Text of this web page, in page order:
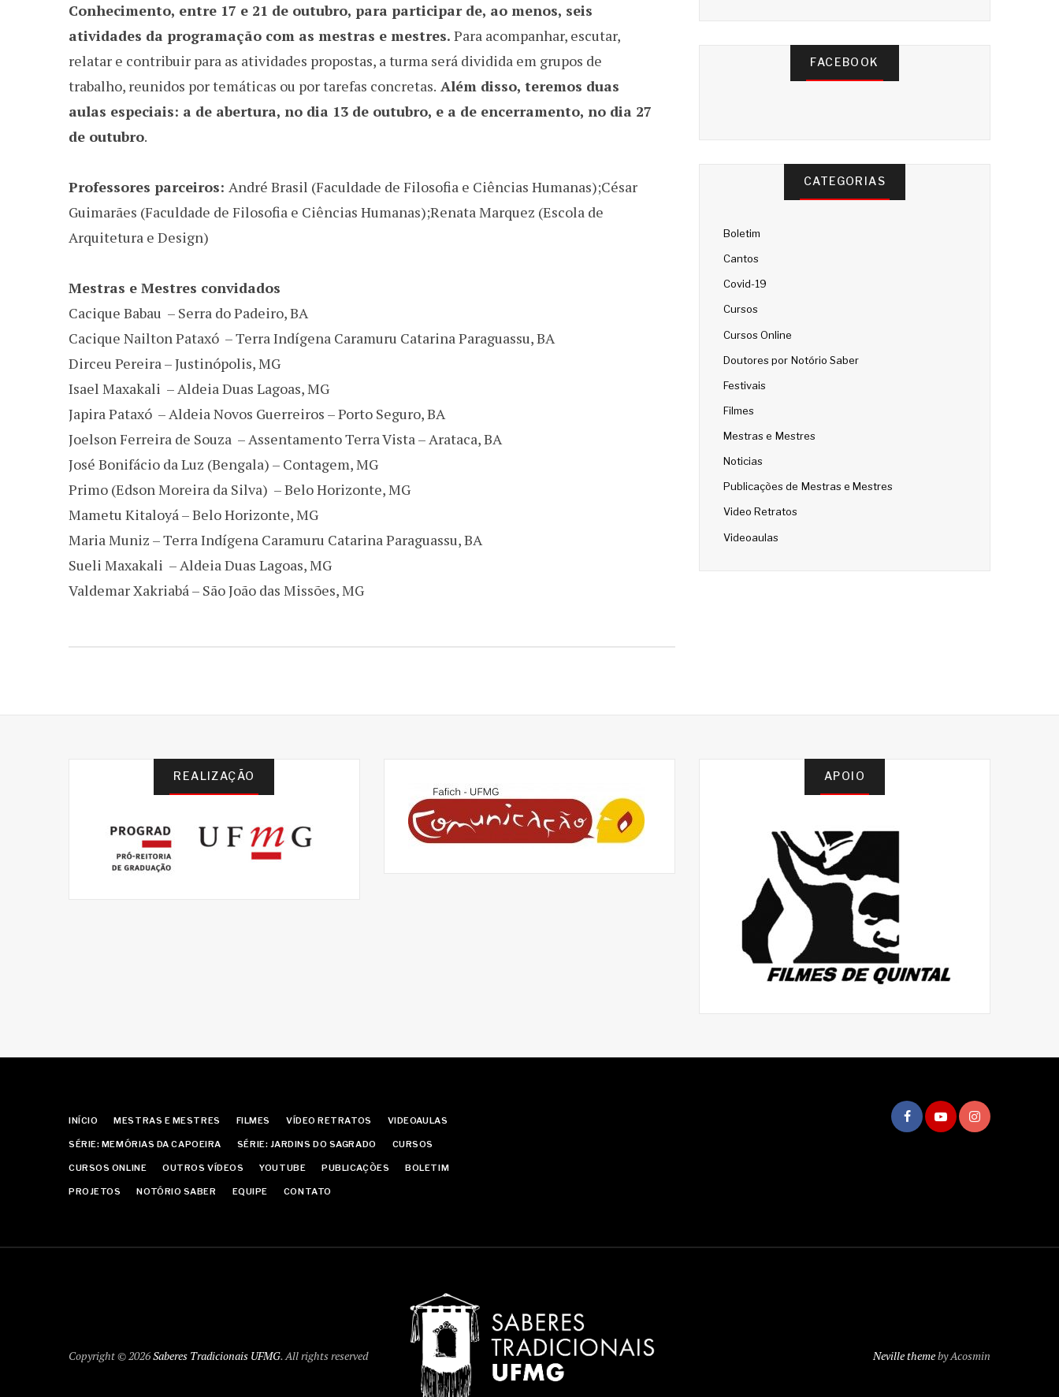
Conhecimento, entre 17 e 21 de outubro, para participar de, ao menos, seis
atividades da programação com as mestras e mestres. Para acompanhar, escutar,
relatar e contribuir para as atividades propostas, a turma será dividida em grupos de
trabalho, reunidos por temáticas ou por tarefas concretas. Além disso, teremos duas
aulas especiais: a de abertura, no dia 13 de outubro, e a de encerramento, no dia 27
de outubro.
Professores parceiros: André Brasil (Faculdade de Filosofia e Ciências Humanas);César
Guimarães (Faculdade de Filosofia e Ciências Humanas);Renata Marquez (Escola de
Arquitetura e Design)
Mestras e Mestres convidados
Cacique Babau – Serra do Padeiro, BA
Cacique Nailton Pataxó – Terra Indígena Caramuru Catarina Paraguassu, BA
Dirceu Pereira – Justinópolis, MG
Isael Maxakali – Aldeia Duas Lagoas, MG
Japira Pataxó – Aldeia Novos Guerreiros – Porto Seguro, BA
Joelson Ferreira de Souza – Assentamento Terra Vista – Arataca, BA
José Bonifácio da Luz (Bengala) – Contagem, MG
Primo (Edson Moreira da Silva) – Belo Horizonte, MG
Mametu Kitaloyá – Belo Horizonte, MG
Maria Muniz – Terra Indígena Caramuru Catarina Paraguassu, BA
Sueli Maxakali – Aldeia Duas Lagoas, MG
Valdemar Xakriabá – São João das Missões, MG
FACEBOOK
CATEGORIAS
Boletim
Cantos
Covid-19
Cursos
Cursos Online
Doutores por Notório Saber
Festivais
Filmes
Mestras e Mestres
Noticias
Publicações de Mestras e Mestres
Video Retratos
Videoaulas
REALIZAÇÃO APOIO
INÍCIO MESTRAS E MESTRES FILMES VÍDEO RETRATOS VIDEOAULAS
SÉRIE: MEMÓRIAS DA CAPOEIRA SÉRIE: JARDINS DO SAGRADO CURSOS
CURSOS ONLINE OUTROS VÍDEOS YOUTUBE PUBLICAÇÕES BOLETIM
PROJETOS NOTÓRIO SABER EQUIPE CONTATO
Copyright © 2026Saberes Tradicionais UFMG. All rights reserved Neville themeby Acosmin